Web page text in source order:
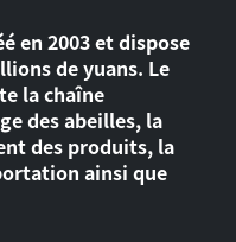
en 2003 et dispose
de yuans. Le
la chaîne
des abeilles, la
des produits, la
ainsi que